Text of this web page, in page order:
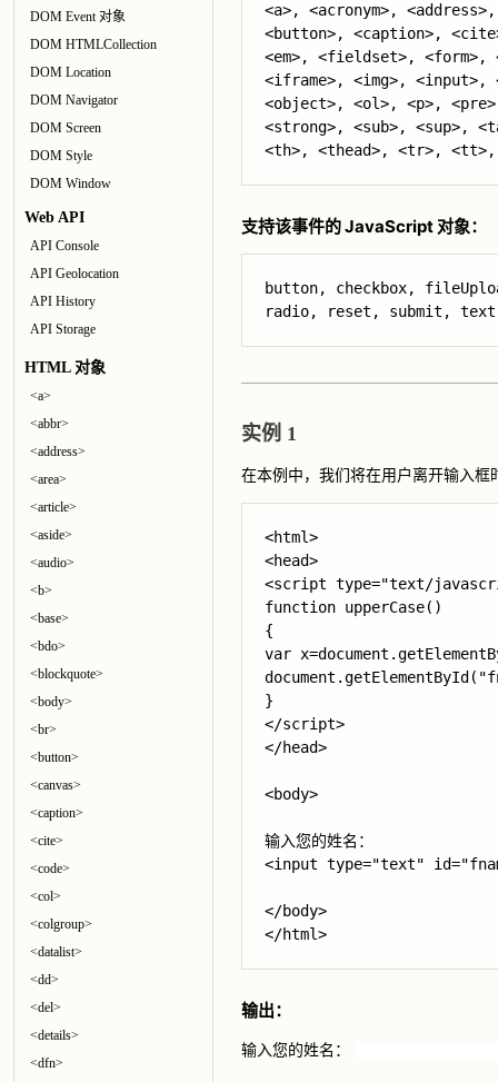
DOM Event 对象
DOM HTMLCollection
DOM Location
DOM Navigator
DOM Screen
DOM Style
DOM Window
Web API
API Console
API Geolocation
API History
API Storage
HTML 对象
<a>
<abbr>
<address>
<area>
<article>
<aside>
<audio>
<b>
<base>
<bdo>
<blockquote>
<body>
<br>
<button>
<canvas>
<caption>
<cite>
<code>
<col>
<colgroup>
<datalist>
<dd>
<del>
<details>
<dfn>
<a>, <acronym>,
<button>, <caption>,
<em>, <fieldset>,
<iframe>, <img>,
<object>, <ol>, <p>,
<strong>, <sub>, <sup>,
支持该事件的 JavaScript 对象：
button, checkbox,
实例 1
在本例中，我们将在用户离开输入
<html>
<head>
<script type="text/
function upperCase()
{
var
}
</script>
</head>
<body>
输入您的姓名：
<input type="text"
</body>
</html>
输出：
输入您的姓名：